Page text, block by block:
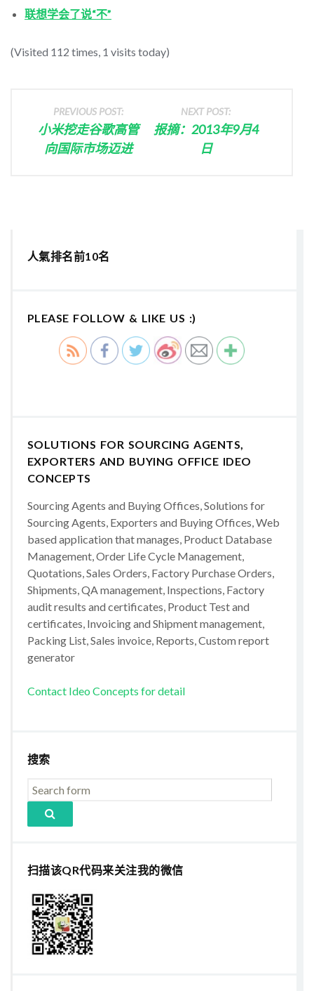
联想学会了说“不”
(Visited 112 times, 1 visits today)
PREVIOUS POST:
小米挖走谷歌高管
向国际市场迈进
NEXT POST:
报摘：2013年9月4
日
人氣排名前10名
PLEASE FOLLOW & LIKE US :)
SOLUTIONS FOR SOURCING AGENTS,
EXPORTERS AND BUYING OFFICE IDEO
CONCEPTS
Sourcing Agents and Buying Offices, Solutions for
Sourcing Agents, Exporters and Buying Offices, Web
based application that manages, Product Database
Management, Order Life Cycle Management,
Quotations, Sales Orders, Factory Purchase Orders,
Shipments, QA management, Inspections, Factory
audit results and certificates, Product Test and
certificates, Invoicing and Shipment management,
Packing List, Sales invoice, Reports, Custom report
generator
Contact Ideo Concepts for detail
搜索
扫描该QR代码来关注我的微信